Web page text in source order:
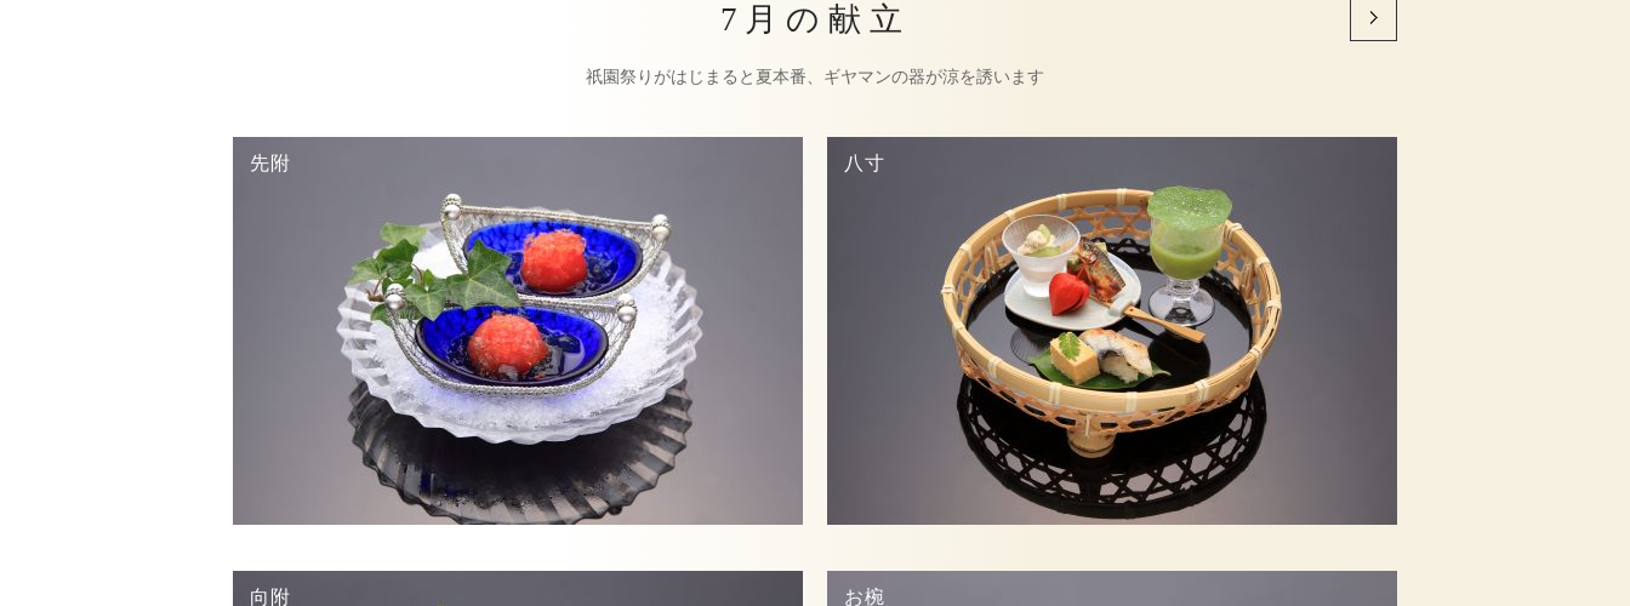
7月の献立
祇園祭りがはじまると夏本番、ギヤマンの器が涼を誘います
先附 八寸
向附 お椀